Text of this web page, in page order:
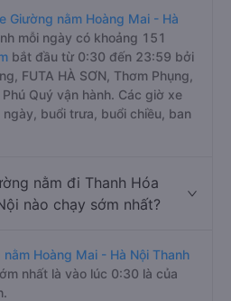
Giường nằm Hoàng Mai - Hà
mỗi ngày có khoảng 151
bắt đầu từ 0:30 đến 23:59 bởi
FUTA HÀ SƠN, Thơm Phụng,
Quý vận hành. Các giờ xe
buổi trưa, buổi chiều, ban
nằm đi Thanh Hóa
nào chạy sớm nhất?
nằm Hoàng Mai - Hà Nội Thanh
nhất là vào lúc 0:30 là của